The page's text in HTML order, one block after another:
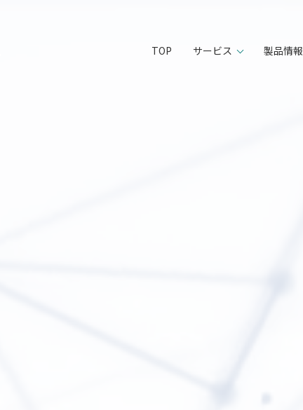
TOP サービス 製品情報